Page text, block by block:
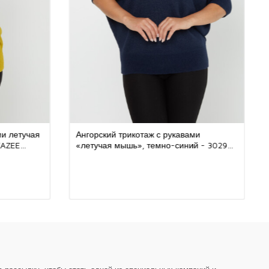
предпочтение трикотажу?
свое место в гардеробе женщин всех возрастов благодаря
и стильному внешнему виду. Эти модели, обеспечивающие
всего дня благодаря качественным текстурам, незаменимы
с их модными тенденциями. Владельцам оптовых
предлагается широкий ассортимент продукции с различными
моделей и рисунков. Такое разнообразие облегчает
моделей трикотажа, соответствующих их стилю. Кроме того,
изготавливается из приятных для кожи тканей, является
причин, по которой ему легко отдать предпочтение.
элитная ткань: идеальный баланс элегантности и комфорта
из смеси 92% вискозы и 8% элитной ткани. Мягкая и
подходят для любителей моды в таких городах, как Москва,
летучая
Ангорский трикотаж с рукавами
«летучая мышь», темно-синий - 30293